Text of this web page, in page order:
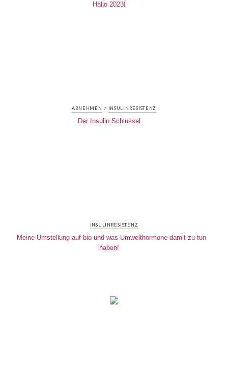
Hallo 2023!
ABNEHMEN / INSULINRESISTENZ
Der Insulin Schlüssel
INSULINRESISTENZ
Meine Umstellung auf bio und was Umwelthormone damit zu tun
haben!